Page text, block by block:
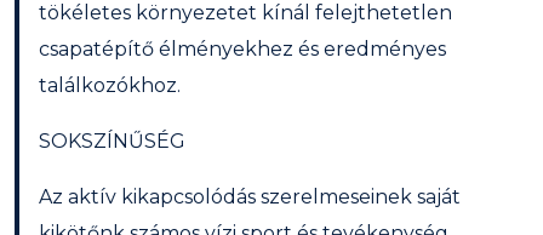
tökéletes környezetet kínál felejthetetlen
csapatépítő élményekhez és eredményes
találkozókhoz.
SOKSZÍNŰSÉG
Az aktív kikapcsolódás szerelmeseinek saját